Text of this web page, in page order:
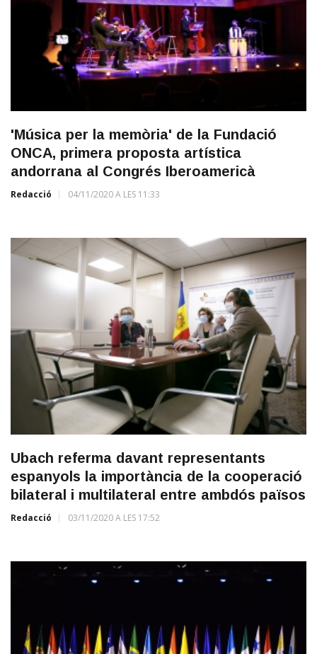
'Música per la memòria' de la Fundació
ONCA, primera proposta artística
andorrana al Congrés Iberoamericà
Redacció 04/11/2020 A LES 11:33
Ubach referma davant representants
espanyols la importància de la cooperació
bilateral i multilateral entre ambdós països
Redacció 03/11/2020 A LES 17:52